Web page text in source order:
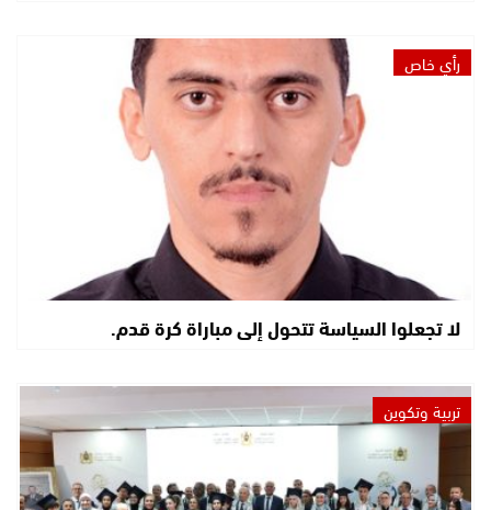
رأي خاص
لا تجعلوا السياسة تتحول إلى مباراة كرة قدم.
تربية وتكوين